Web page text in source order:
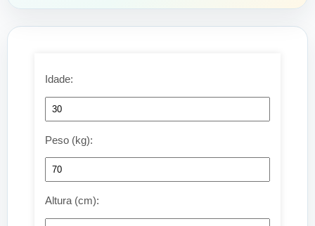
Idade:
Peso (kg):
Altura (cm):